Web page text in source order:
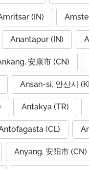
(IN)
Anantapur (IN)
安康市 (CN)
Ansan-si, 안산시
Antakya (TR)
(CL)
Anyang, 安阳市 (CN)